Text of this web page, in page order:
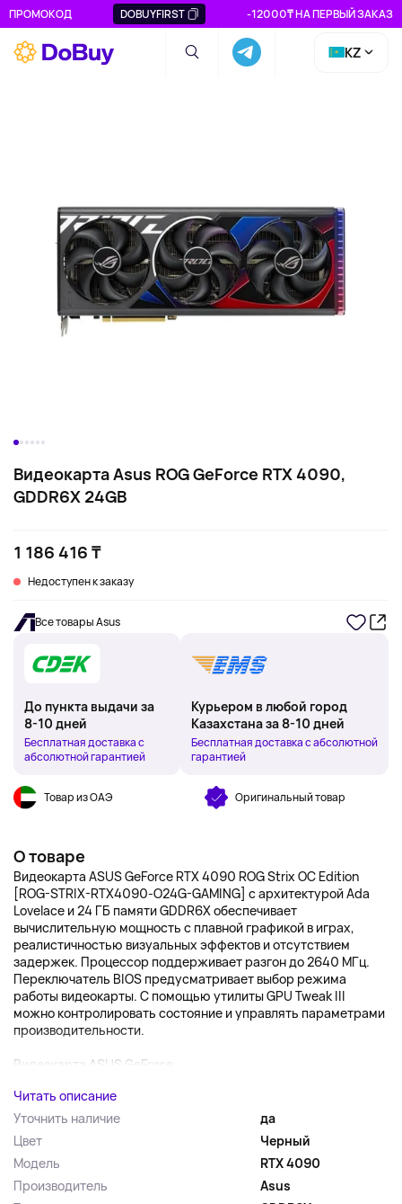
ПРОМОКОД DOBUYFIRST -12000₸ НА ПЕРВЫЙ ЗАКАЗ
KZ
Видеокарта Asus ROG GeForce RTX 4090,
GDDR6X 24GB
1 186 416 ₸
Недоступен к заказу
Все товары Asus
До пункта выдачи за
8-10 дней
Бесплатная доставка с
абсолютной гарантией
Курьером в любой город
Казахстана за 8-10 дней
Бесплатная доставка с абсолютной
гарантией
Товар из ОАЭ Оригинальный товар
О товаре
Видеокарта ASUS GeForce RTX 4090 ROG Strix OC Edition
[ROG-STRIX-RTX4090-O24G-GAMING] с архитектурой Ada
Lovelace и 24 ГБ памяти GDDR6X обеспечивает
вычислительную мощность с плавной графикой в играх,
реалистичностью визуальных эффектов и отсутствием
задержек. Процессор поддерживает разгон до 2640 МГц.
Переключатель BIOS предусматривает выбор режима
работы видеокарты. С помощью утилиты GPU Tweak III
можно контролировать состояние и управлять параметрами
производительности.
Видеокарта ASUS GeForce...
Читать описание
Уточнить наличие
да
Цвет
Черный
Модель
RTX 4090
Производитель
Asus